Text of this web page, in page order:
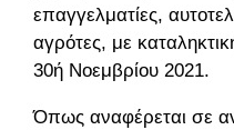
επαγγελματίες,
αγρότες, με
30ή Νοεμβρίου 2021.
Όπως αναφέρεται σε